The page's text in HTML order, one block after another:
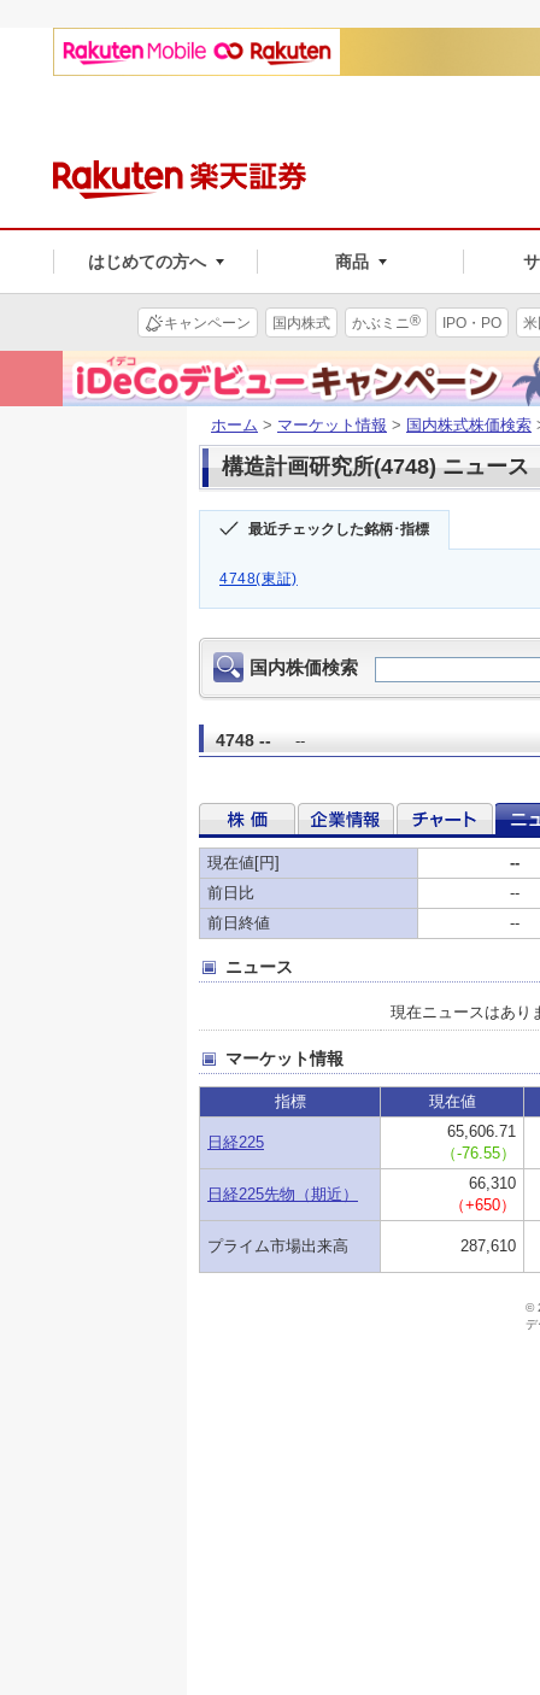
はじめての方へ 商品
キャンペーン 国内株式 かぶミニ® IPO・PO
ホーム > マーケット情報 > 国内株式株価検索
構造計画研究所(4748) ニュース
最近チェックした銘柄･指標
4748(東証)